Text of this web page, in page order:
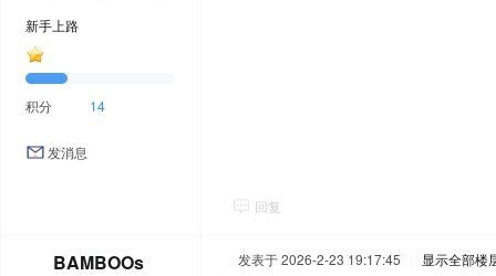
新手上路
积分 14
发消息
回复
BAMBOOs 发表于 2026-2-23 19:17:45 显示全部楼